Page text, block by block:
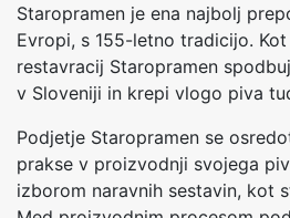
Staropramen je ena najbolj
Evropi, s 155-letno tradicijo.
restavracij Staropramen
v Sloveniji in krepi vlogo piva
Podjetje Staropramen se
prakse v proizvodnji svojega
izborom naravnih sestavin, kot